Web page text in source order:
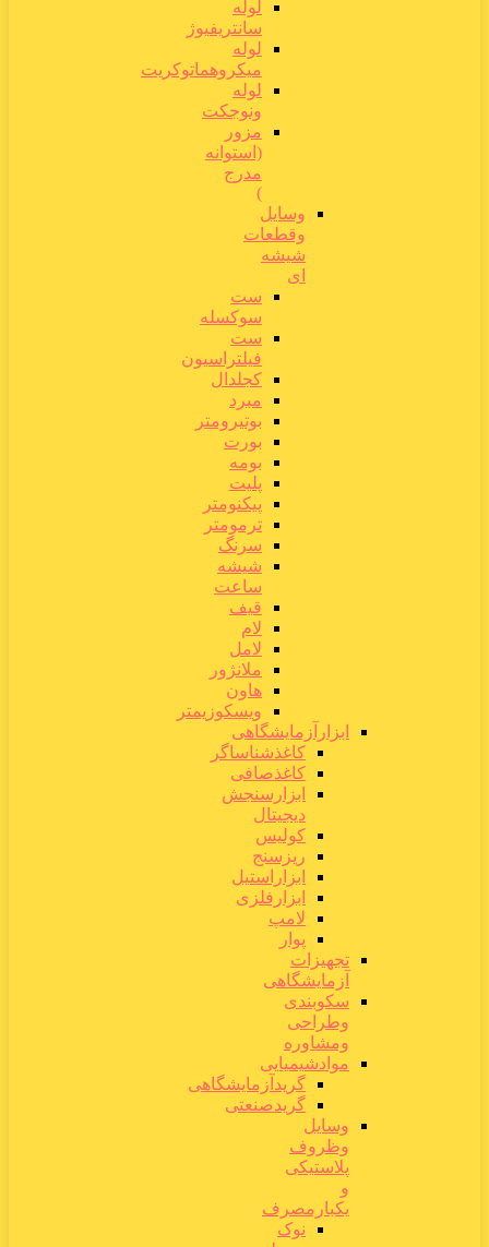
لوله
سانتریفیوژ
لوله
میکروهماتوکریت
لوله
ونوجکت
مزور
(استوانه
مدرج
)
وسایل
وقطعات
شیشه
ای
ست
سوکسله
ست
فیلتراسیون
کجلدال
مبرد
بوتیرومتر
بورت
بومه
پلیت
پیکنومتر
ترمومتر
سرنگ
شیشه
ساعت
قیف
لام
لامل
ملانژور
هاون
ویسکوزیمتر
ابزارآزمایشگاهی
کاغذشناساگر
کاغذصافی
ابزارسنجش
دیجیتال
کولیس
ریزسنج
ابزاراستیل
ابزارفلزی
لامپ
پوار
تجهیزات
آزمایشگاهی
سکوبندی
وطراحی
ومشاوره
موادشیمیایی
گریدآزمایشگاهی
گریدصنعتی
وسایل
وظروف
پلاستیکی
و
یکبارمصرف
نوک